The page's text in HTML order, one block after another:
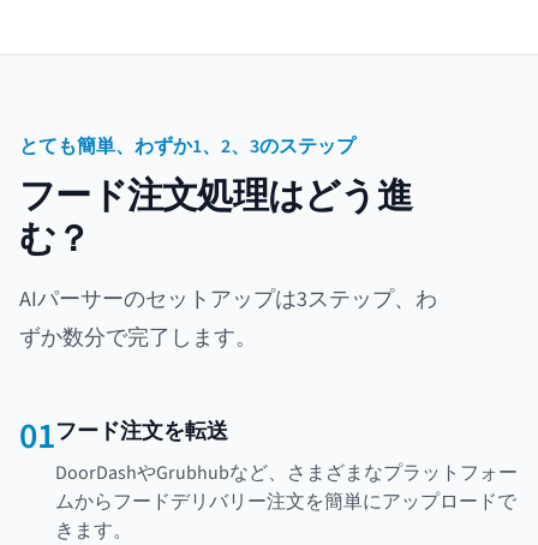
とても簡単、わずか1、2、3のステップ
フード注文処理はどう進
む？
AIパーサーのセットアップは3ステップ、わ
ずか数分で完了します。
01フード注文を転送
DoorDashやGrubhubなど、さまざまなプラットフォー
ムからフードデリバリー注文を簡単にアップロードで
きます。